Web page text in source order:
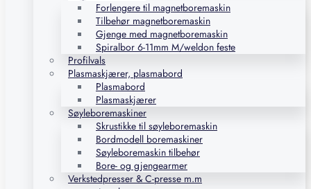
Forlengere til magnetboremaskin
Tilbehør magnetboremaskin
Gjenge med magnetboremaskin
Spiralbor 6-11mm M/weldon feste
Profilvals
Plasmaskjærer, plasmabord
Plasmabord
Plasmaskjærer
Søyleboremaskiner
Skrustikke til søyleboremaskin
Bordmodell boremaskiner
Søyleboremaskin tilbehør
Bore- og gjengearmer
Verkstedpresser & C-presse m.m